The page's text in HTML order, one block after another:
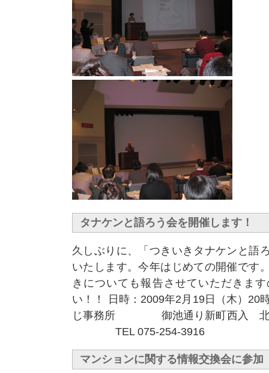
タナケンと語ろう会を開催します！
久しぶりに、「つきいきタナケンと語
いたします。今年はじめての開催です
きについても報告させていただきま
い！！ 日時：2009年2月19日（木）20
じ事務所 御池通り新町西入 北側
TEL 075-254-3916
マンションに関する情報交換会に参加